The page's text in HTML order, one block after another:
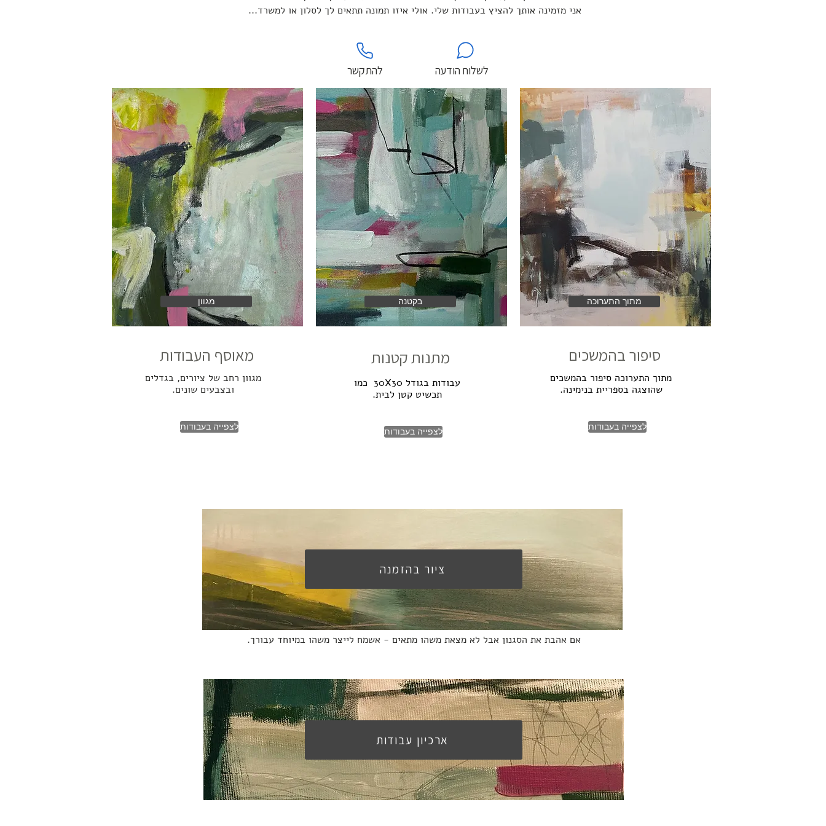
אני מזמינה אותך להציץ בעבודות שלי. אולי איזו תמונה תתאים לך לסלון או למשרד...
להתקשר לשלוח הודעה
מגוון
מאוסף העבודות
מגוון רחב של ציורים, בגדלים
ובצבעים שונים.
לצפייה בעבודות
בקטנה
מתנות קטנות
עבודות בגודל 30X30 כמו
תכשיט קטן לבית.
לצפייה בעבודות
מתוך התערוכה
סיפור בהמשכים
מתוך התערוכה סיפור בהמשכים
שהוצגה בספריית בנימינה.
לצפייה בעבודות
ציור בהזמנה
אם אהבת את הסגנון אבל לא מצאת משהו מתאים - אשמח לייצר משהו במיוחד עבורך.
ארכיון עבודות